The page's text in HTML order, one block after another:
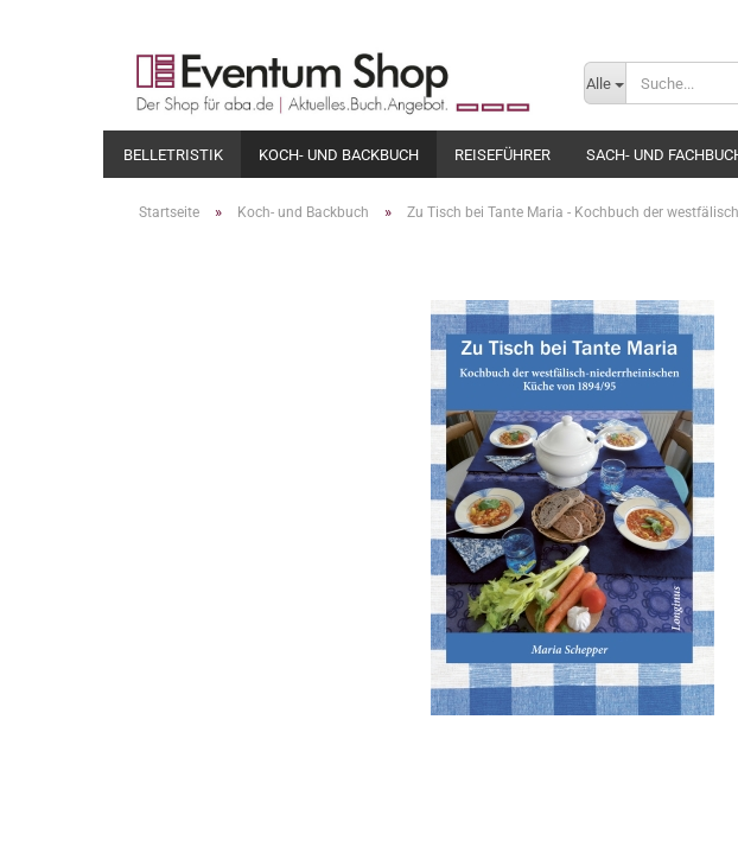
Alle
BELLETRISTIK KOCH- UND BACKBUCH REISEFÜHRER SACH- UND
Startseite » Koch- und Backbuch » Zu Tisch bei Tante Maria - Kochbuch der